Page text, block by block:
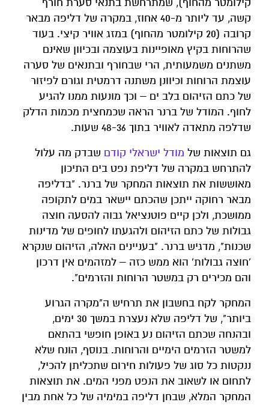
קילומטר מהחוף), שמתרחשת בתנאי סערת חורף
קשה, עד ליותר מ-40 אחוז, במקרה של דליפה מבאר
קרובה (20 קילומטר מהחוף) במזג אוויר קיצי. בעוד
שהרוחות בקיץ מאופיינות בעוצמה ובכיוון שאינם
משתנים משמעותית, הרי שבחורף ובתנאים של סערה
עוצמת הרוחות וכיוונן משתנה דרמטית וגורם לפיזור
של כתם הזיהום בלב ים – וכך מונעות ממנו להגיע
לחוף. המודל של ברנר הראה שכמחצית מכמות הדלק
שדלפה מתאדה לאוויר בתוך 48-36 שעות.
גם תוצאות של מודל ישראלי קודם שבדק מה עלול
להתרחש במקרה של דליפת נפט בים התיכון
מאוששות את תוצאות המחקר של ברנר. "בדליפה
מבאר רחוקה ייתכן שהכתם יישאר במים לתקופה
ממושכת, ולכן קיים פוטנציאל גבוה להסעה חוצה
גבולות של כתם הזיהום ולהגעתו לחופים של מדינות
שכנות", מדגיש ברנר. "בעניינים האלה, הזיהום שנקרא
'חוצה גבולות' הוא ממש כזה – למזהמים אין דרכון
והם מכירים רק במשטר הרוחות והזרמים".
המחקר לקח בחשבון את תרחיש ה"מקרה הגרוע
ביותר", של דליפה שלא נעצרת במשך 30 ימים,
ובהנחה שכתם הזיהום נע באופן חופשי בהתאם
למשטר הזרמים הימיים והרוחות. בנוסף, הונח שלא
ננקטות כל סוג של פעולות חירום שתכליתן להכיל,
לתחום או לשאוב את הנפט מפני המים. את תוצאות
המחקר המלא, שבחן דליפה במימיה של כל אחת מבין